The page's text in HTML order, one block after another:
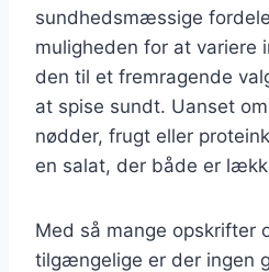
sundhedsmæssige
muligheden for at variere
den til et fremragende
at spise sundt. Uanset
nødder, frugt eller
en salat, der både er
Med så mange opskrifter
tilgængelige er der ingen